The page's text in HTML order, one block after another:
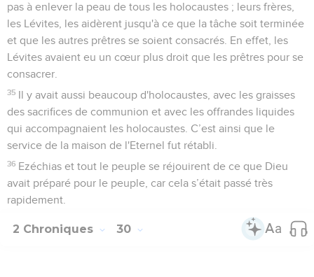
pas à enlever la peau de tous les holocaustes ; leurs frères,
les Lévites, les aidèrent jusqu'à ce que la tâche soit terminée
et que les autres prêtres se soient consacrés. En effet, les
Lévites avaient eu un cœur plus droit que les prêtres pour se
consacrer.
35 Il y avait aussi beaucoup d'holocaustes, avec les graisses
des sacrifices de communion et avec les offrandes liquides
qui accompagnaient les holocaustes. C’est ainsi que le
service de la maison de l'Eternel fut rétabli.
36 Ezéchias et tout le peuple se réjouirent de ce que Dieu
avait préparé pour le peuple, car cela s’était passé très
rapidement.
2 Chroniques 30